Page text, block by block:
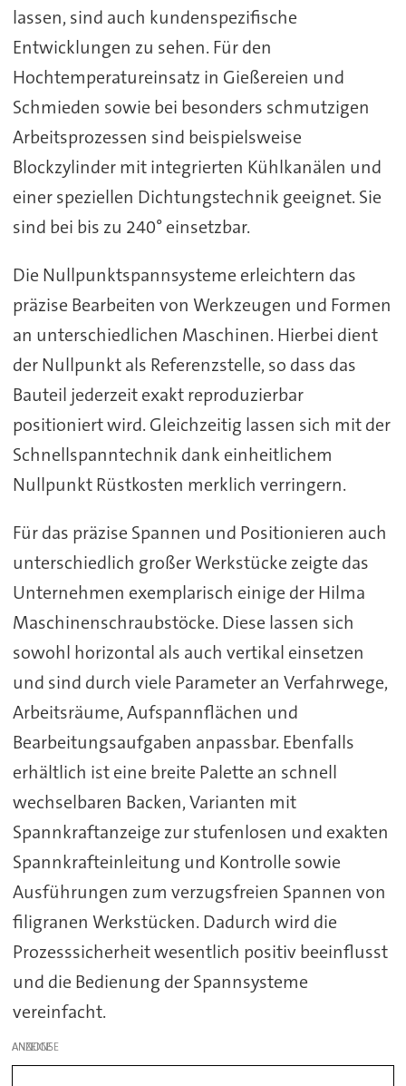
lassen, sind auch kundenspezifische
Entwicklungen zu sehen. Für den
Hochtemperatureinsatz in Gießereien und
Schmieden sowie bei besonders schmutzigen
Arbeitsprozessen sind beispielsweise
Blockzylinder mit integrierten Kühlkanälen und
einer speziellen Dichtungstechnik geeignet. Sie
sind bei bis zu 240° einsetzbar.
Die Nullpunktspannsysteme erleichtern das
präzise Bearbeiten von Werkzeugen und Formen
an unterschiedlichen Maschinen. Hierbei dient
der Nullpunkt als Referenzstelle, so dass das
Bauteil jederzeit exakt reproduzierbar
positioniert wird. Gleichzeitig lassen sich mit der
Schnellspanntechnik dank einheitlichem
Nullpunkt Rüstkosten merklich verringern.
Für das präzise Spannen und Positionieren auch
unterschiedlich großer Werkstücke zeigte das
Unternehmen exemplarisch einige der Hilma
Maschinenschraubstöcke. Diese lassen sich
sowohl horizontal als auch vertikal einsetzen
und sind durch viele Parameter an Verfahrwege,
Arbeitsräume, Aufspannflächen und
Bearbeitungsaufgaben anpassbar. Ebenfalls
erhältlich ist eine breite Palette an schnell
wechselbaren Backen, Varianten mit
Spannkraftanzeige zur stufenlosen und exakten
Spannkrafteinleitung und Kontrolle sowie
Ausführungen zum verzugsfreien Spannen von
filigranen Werkstücken. Dadurch wird die
Prozesssicherheit wesentlich positiv beeinflusst
und die Bedienung der Spannsysteme
vereinfacht.
ANZEIGE